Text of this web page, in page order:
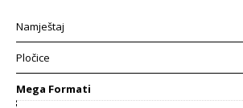
Namještaj
Pločice
Mega Formati